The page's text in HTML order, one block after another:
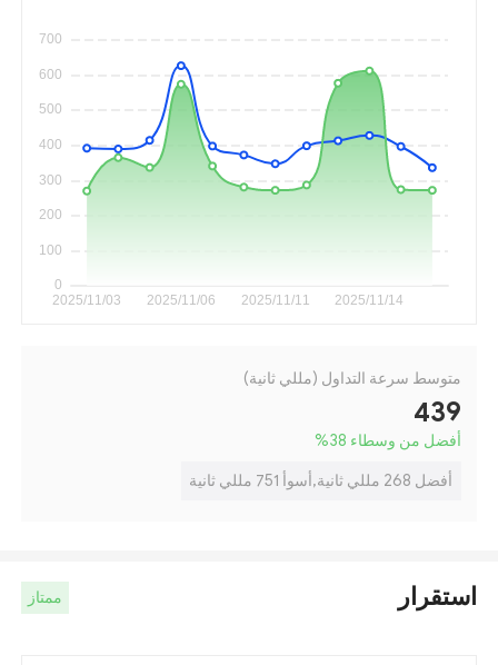
متوسط سرعة التداول (مللي ثانية)
439
أفضل من وسطاء 38
%
أفضل 268 مللي ثانية,أسوأ 751 مللي ثانية
استقرار ممتاز